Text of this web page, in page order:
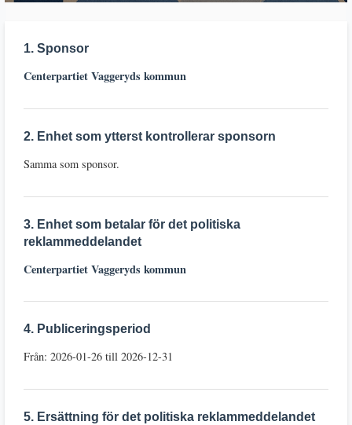
1. Sponsor
Centerpartiet Vaggeryds kommun
2. Enhet som ytterst kontrollerar sponsorn
Samma som sponsor.
3. Enhet som betalar för det politiska
reklammeddelandet
Centerpartiet Vaggeryds kommun
4. Publiceringsperiod
Från: 2026-01-26 till 2026-12-31
5. Ersättning för det politiska reklammeddelandet